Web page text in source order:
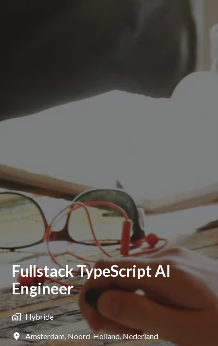
Fullstack TypeScript AI
Engineer
Hybride
Amsterdam,Noord-Holland,Nederland